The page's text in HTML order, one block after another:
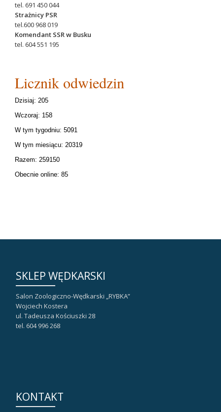
tel. 691 450 044
Strażnicy PSR
tel.600 968 019
Komendant SSR w Busku
tel. 604 551 195
Licznik odwiedzin
Dzisiaj: 205
Wczoraj: 158
W tym tygodniu: 5091
W tym miesiącu: 20319
Razem: 259150
Obecnie online: 85
SKLEP WĘDKARSKI
Salon Zoologiczno-Wędkarski „RYBKA”
Wojciech Kostera
ul. Tadeusza Kościuszki 28
tel. 604 996 268
KONTAKT